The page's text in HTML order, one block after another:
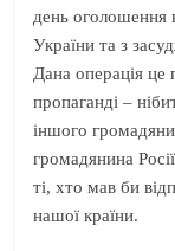
день оголошення
України та з
Дана операція це
пропаганді –
іншого
громадянина
ті, хто мав би
нашої країни.